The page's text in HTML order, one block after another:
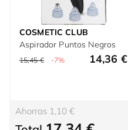
COSMETIC CLUB
Aspirador Puntos Negros
15,45 € -7% 14,36 €
Ahorras 1,10 €